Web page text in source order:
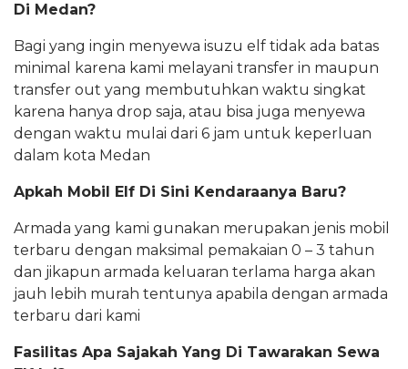
Di Medan?
Bagi yang ingin menyewa isuzu elf tidak ada batas
minimal karena kami melayani transfer in maupun
transfer out yang membutuhkan waktu singkat
karena hanya drop saja, atau bisa juga menyewa
dengan waktu mulai dari 6 jam untuk keperluan
dalam kota Medan
Apkah Mobil Elf Di Sini Kendaraanya Baru?
Armada yang kami gunakan merupakan jenis mobil
terbaru dengan maksimal pemakaian 0 – 3 tahun
dan jikapun armada keluaran terlama harga akan
jauh lebih murah tentunya apabila dengan armada
terbaru dari kami
Fasilitas Apa Sajakah Yang Di Tawarakan Sewa